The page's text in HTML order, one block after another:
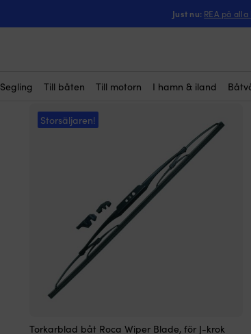
Just nu: REA på
Segling Till båten Till motorn I hamn & iland
Storsäljaren!
Torkarblad båt Roca Wiper Blade, för J-krok